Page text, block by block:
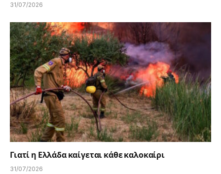
31/07/2026
Γιατί η Ελλάδα καίγεται κάθε καλοκαίρι
31/07/2026